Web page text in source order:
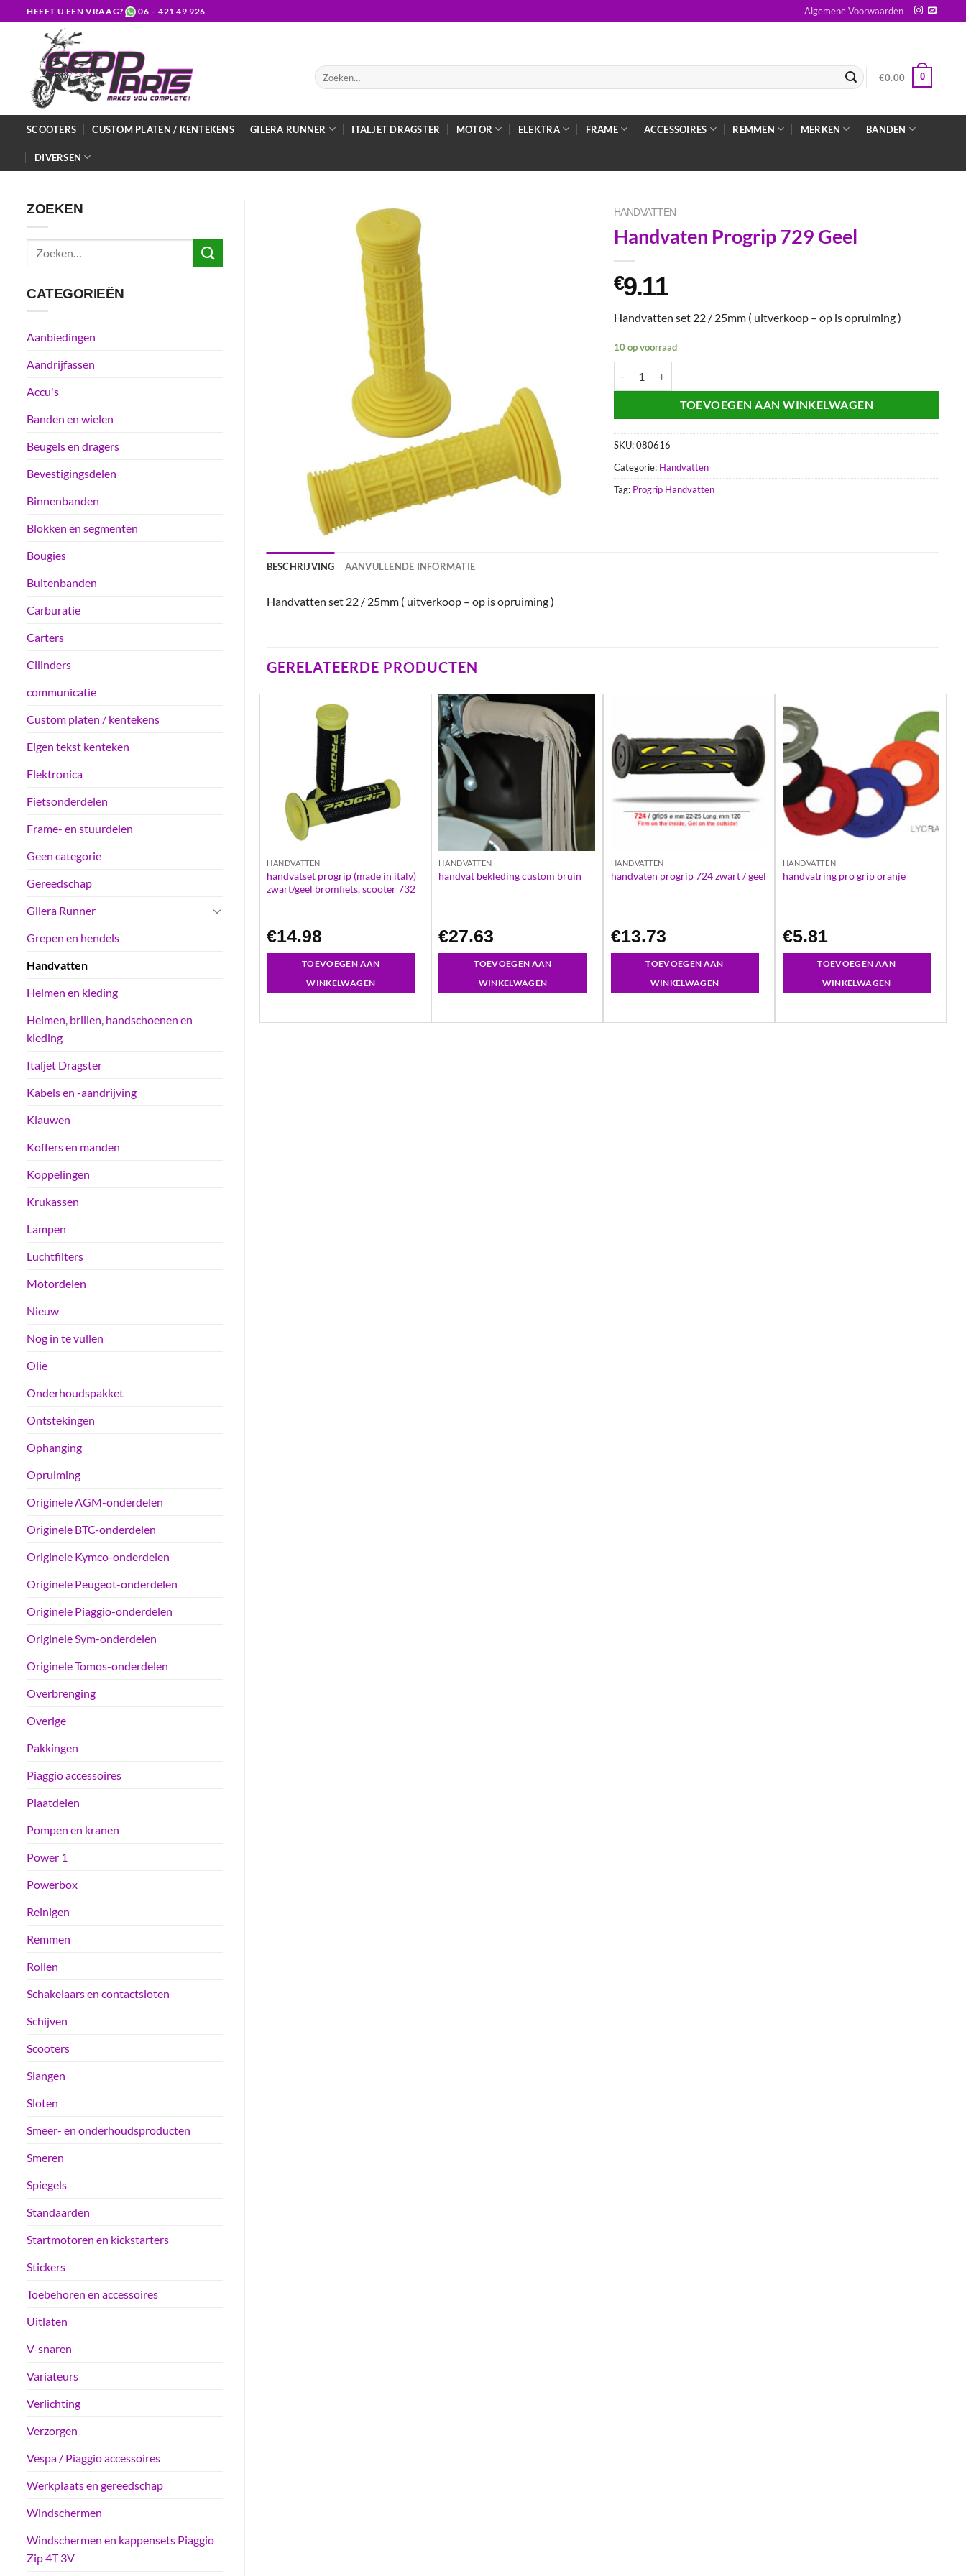
naar
HEEFT U EEN VRAAG? 06 – 421 49 926 Algemene Voorwaarden
Zoeken
naar:
€0.00 0
SCOOTERS CUSTOM PLATEN / KENTEKENS GILERA RUNNER ITALJET DRAGSTER MOTOR ELEKTRA FRAME ACCESSOIRES REMMEN MERKEN BANDEN
DIVERSEN
ZOEKEN
Zoeken
CATEGORIEËN
Aanbiedingen
Aandrijfassen
Accu's
Banden en wielen
Beugels en dragers
Bevestigingsdelen
Binnenbanden
Blokken en segmenten
Bougies
Buitenbanden
Carburatie
Carters
Cilinders
communicatie
Custom platen / kentekens
Eigen tekst kenteken
Elektronica
Fietsonderdelen
Frame- en stuurdelen
Geen categorie
Gereedschap
Gilera Runner
Grepen en hendels
Handvatten
Helmen en kleding
Helmen, brillen, handschoenen en
kleding
Italjet Dragster
Kabels en -aandrijving
Klauwen
Koffers en manden
Koppelingen
Krukassen
Lampen
Luchtfilters
Motordelen
Nieuw
Nog in te vullen
Olie
Onderhoudspakket
Ontstekingen
Ophanging
Opruiming
Originele AGM-onderdelen
Originele BTC-onderdelen
Originele Kymco-onderdelen
Originele Peugeot-onderdelen
Originele Piaggio-onderdelen
Originele Sym-onderdelen
Originele Tomos-onderdelen
Overbrenging
Overige
Pakkingen
Piaggio accessoires
Plaatdelen
Pompen en kranen
Power 1
Powerbox
Reinigen
Remmen
Rollen
Schakelaars en contactsloten
Schijven
Scooters
Slangen
Sloten
Smeer- en onderhoudsproducten
Smeren
Spiegels
Standaarden
Startmotoren en kickstarters
Stickers
Toebehoren en accessoires
Uitlaten
V-snaren
Variateurs
Verlichting
Verzorgen
Vespa / Piaggio accessoires
Werkplaats en gereedschap
Windschermen
Windschermen en kappensets Piaggio
Zip 4T 3V
HANDVATTEN
Handvaten Progrip 729 Geel
€9.11
Handvatten set 22 / 25mm ( uitverkoop – op is opruiming )
10 op voorraad
TOEVOEGEN AAN WINKELWAGEN
SKU:080616
Categorie: Handvatten
Tag: Progrip Handvatten
BESCHRIJVING AANVULLENDE INFORMATIE
Handvatten set 22 / 25mm ( uitverkoop – op is opruiming )
GERELATEERDE PRODUCTEN
HANDVATTEN
handvatset progrip (made in italy)
zwart/geel bromfiets, scooter 732
€14.98
TOEVOEGEN AAN
WINKELWAGEN
HANDVATTEN
handvat bekleding custom bruin
€27.63
TOEVOEGEN AAN
WINKELWAGEN
HANDVATTEN
handvaten progrip 724 zwart / geel
€13.73
TOEVOEGEN AAN
WINKELWAGEN
HANDVATTEN
handvatring pro grip oranje
€5.81
TOEVOEGEN AAN
WINKELWAGEN
AAN
HANDVATTEN
€15.61